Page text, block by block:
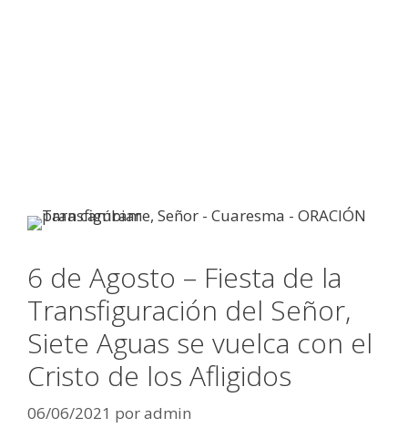
6 de Agosto – Fiesta de la
Transfiguración del Señor,
Siete Aguas se vuelca con el
Cristo de los Afligidos
06/06/2021 poradmin